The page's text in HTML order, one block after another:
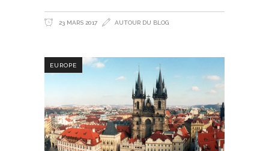
23 MARS 2017 AUTOUR DU BLOG
EUROPE